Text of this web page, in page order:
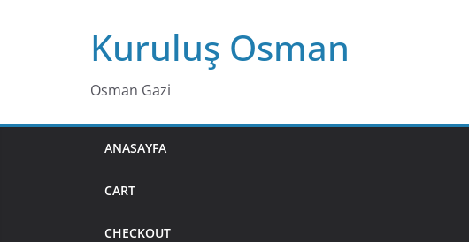
Kuruluş Osman
Osman Gazi
ANASAYFA
CART
CHECKOUT